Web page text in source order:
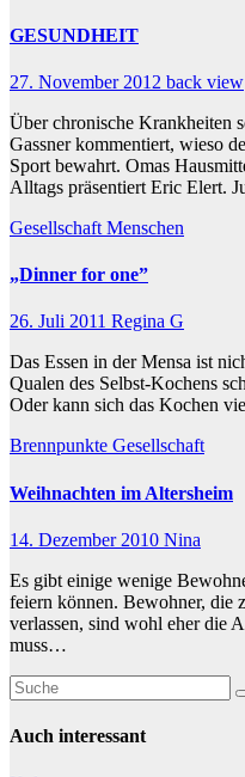
GESUNDHEIT
27. November 2012 back view
Über chronische Krankheiten
Gassner kommentiert, wieso
Sport bewahrt. Omas
Alltags präsentiert Eric Elert.
Gesellschaft Menschen
„Dinner for one”
26. Juli 2011 Regina G
Das Essen in der Mensa ist
Qualen des Selbst-Kochens
Oder kann sich das Kochen
Brennpunkte Gesellschaft
Weihnachten im Altersheim
14. Dezember 2010 Nina
Es gibt einige wenige
feiern können. Bewohner, die
verlassen, sind wohl eher die
muss…
Auch interessant